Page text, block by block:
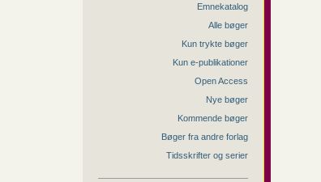
Emnekatalog
Alle bøger
Kun trykte bøger
Kun e-publikationer
Open Access
Nye bøger
Kommende bøger
Bøger fra andre forlag
Tidsskrifter og serier